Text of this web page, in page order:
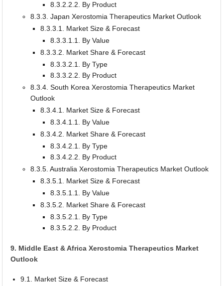
8.3.2.2.2. By Product
8.3.3. Japan Xerostomia Therapeutics Market Outlook
8.3.3.1. Market Size & Forecast
8.3.3.1.1. By Value
8.3.3.2. Market Share & Forecast
8.3.3.2.1. By Type
8.3.3.2.2. By Product
8.3.4. South Korea Xerostomia Therapeutics Market
Outlook
8.3.4.1. Market Size & Forecast
8.3.4.1.1. By Value
8.3.4.2. Market Share & Forecast
8.3.4.2.1. By Type
8.3.4.2.2. By Product
8.3.5. Australia Xerostomia Therapeutics Market Outlook
8.3.5.1. Market Size & Forecast
8.3.5.1.1. By Value
8.3.5.2. Market Share & Forecast
8.3.5.2.1. By Type
8.3.5.2.2. By Product
9. Middle East & Africa Xerostomia Therapeutics Market
Outlook
9.1. Market Size & Forecast